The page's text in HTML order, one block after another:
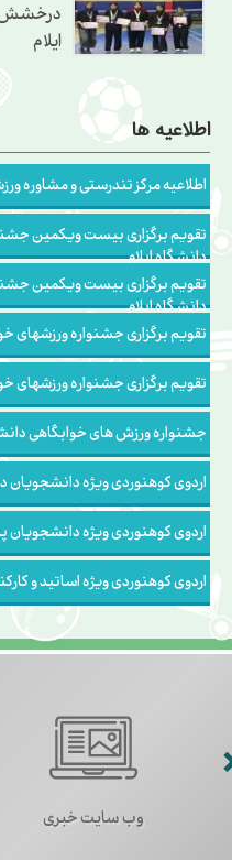
درخشش
ایلام
اطلاعیه ها
اطلاعیه مرکز تندرستی و مشاوره
تقویم برگزاری بیست ویکمین
دانشگاه ایلام
تقویم برگزاری بیست ویکمین
دانشگاه ایلام
تقویم برگزاری جشنواره ورزشهای
تقویم برگزاری جشنواره ورزشهای
جشنواره ورزش های خوابگاهی
اردوی کوهنوردی ویژه دانشجویان
اردوی کوهنوردی ویژه دانشجویان
اردوی کوهنوردی ویژه اساتید و
وب سایت خبری